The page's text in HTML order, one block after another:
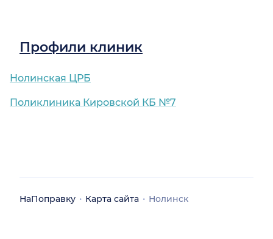
Профили клиник
Нолинская ЦРБ
Поликлиника Кировской КБ №7
НаПоправку Карта сайта Нолинск